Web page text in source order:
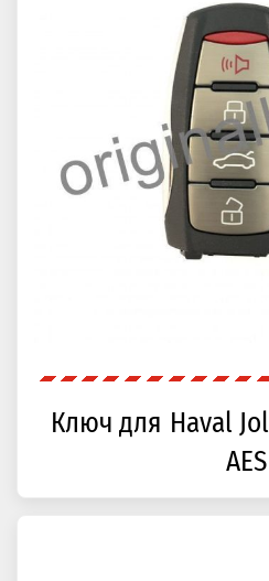
Ключ для Haval
AES